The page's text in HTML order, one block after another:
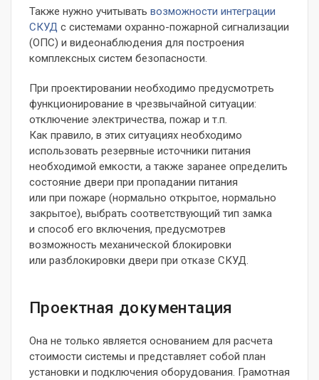
Также нужно учитывать возможности интеграции
СКУД с системами охранно-пожарной сигнализации
(ОПС) и видеонаблюдения для построения
комплексных систем безопасности.
При проектировании необходимо предусмотреть
функционирование в чрезвычайной ситуации:
отключение электричества, пожар и т.п.
Как правило, в этих ситуациях необходимо
использовать резервные источники питания
необходимой емкости, а также заранее определить
состояние двери при пропадании питания
или при пожаре (нормально открытое, нормально
закрытое), выбрать соответствующий тип замка
и способ его включения, предусмотрев
возможность механической блокировки
или разблокировки двери при отказе СКУД.
Проектная документация
Она не только является основанием для расчета
стоимости системы и представляет собой план
установки и подключения оборудования. Грамотная